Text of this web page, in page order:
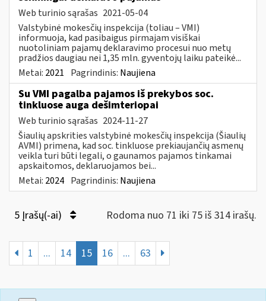
Web turinio sąrašas 2021-05-04
Valstybinė mokesčių inspekcija (toliau – VMI)
informuoja, kad pasibaigus pirmajam visiškai
nuotoliniam pajamų deklaravimo procesui nuo metų
pradžios daugiau nei 1,35 mln. gyventojų laiku pateikė...
Metai: 2021 Pagrindinis: Naujiena
Su VMI pagalba pajamos iš prekybos soc.
tinkluose auga dešimteriopai
Web turinio sąrašas 2024-11-27
Šiaulių apskrities valstybinė mokesčių inspekcija (Šiaulių
AVMI) primena, kad soc. tinkluose prekiaujančių asmenų
veikla turi būti legali, o gaunamos pajamos tinkamai
apskaitomos, deklaruojamos bei...
Metai: 2024 Pagrindinis: Naujiena
5 Įrašų(-ai) Rodoma nuo 71 iki 75 iš 314 irašų.
1 ... 14 15 16 ... 63